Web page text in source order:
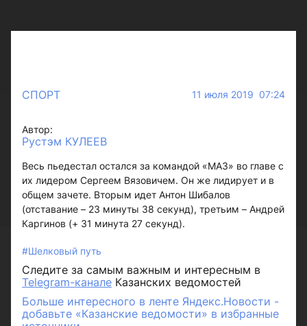
СПОРТ 11 июля 2019 07:24
Автор:
Рустэм КУЛЕЕВ
Весь пьедестал остался за командой «МАЗ» во главе с
их лидером Сергеем Вязовичем. Он же лидирует и в
общем зачете. Вторым идет Антон Шибалов
(отставание – 23 минуты 38 секунд), третьим – Андрей
Каргинов (+ 31 минута 27 секунд).
#Шелковый путь
Следите за самым важным и интересным в
Telegram-канале Казанских ведомостей
Больше интересного в ленте Яндекс.Новости -
добавьте «Казанские ведомости» в избранные